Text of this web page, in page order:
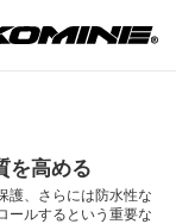
を高める
護、さらには防水性な
ールするという重要な